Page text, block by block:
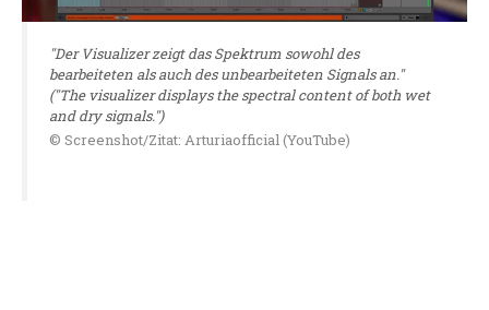
"Der Visualizer zeigt das Spektrum sowohl des
bearbeiteten als auch des unbearbeiteten Signals an."
("The visualizer displays the spectral content of both wet
and dry signals.")
© Screenshot/Zitat: Arturiaofficial (YouTube)